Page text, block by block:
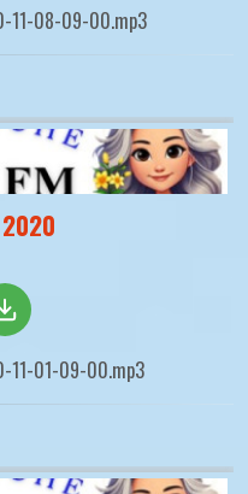
11-08-09-00.mp3
11-01-09-00.mp3